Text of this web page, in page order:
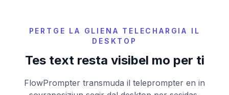
PERTGE LA GLIENA TELECHARGIA IL
DESKTOP
Tes text resta visibel mo per ti
FlowPrompter transmuda il teleprompter en in